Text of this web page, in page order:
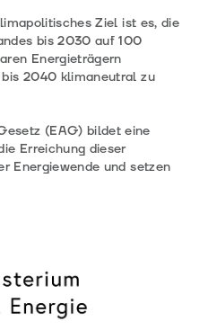
Ziel ist es, die
bis 2030 auf 100
Energieträgern
2040 klimaneutral zu
(EAG) bildet eine
Erreichung dieser
Energiewende und setzen